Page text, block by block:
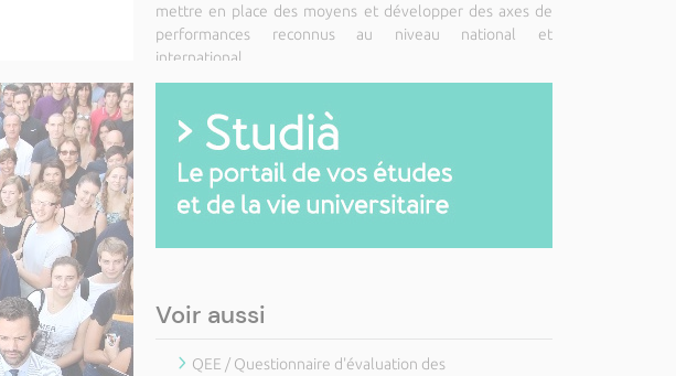
la
2026
de
mettre en place des moyens et développer des axes de
performances reconnus au niveau national et
international.
Voir aussi
QEE / Questionnaire d'évaluation des